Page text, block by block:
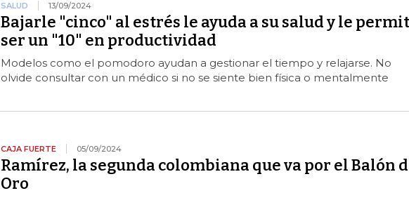
SALUD 13/09/2024
Bajarle "cinco" al estrés le ayuda a su salud y le
ser un "10" en productividad
Modelos como el pomodoro ayudan a gestionar el tiempo y relajarse. No
olvide consultar con un médico si no se siente bien física o mentalmente
CAJA FUERTE 05/09/2024
Ramírez, la segunda colombiana que va por el Balón
Oro